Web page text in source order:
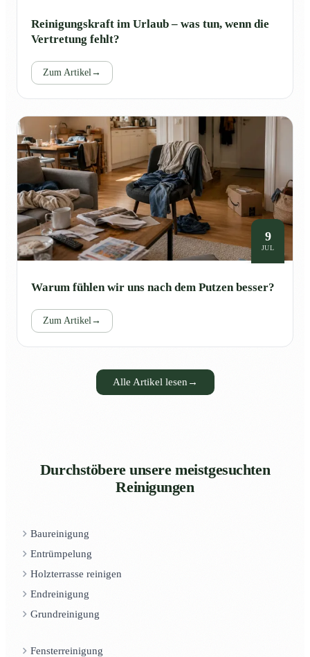
Reinigungskraft im Urlaub – was tun, wenn die
Vertretung fehlt?
Zum Artikel →
9
JUL
Warum fühlen wir uns nach dem Putzen besser?
Zum Artikel →
Alle Artikel lesen →
Durchstöbere unsere meistgesuchten
Reinigungen
Baureinigung
Entrümpelung
Holzterrasse reinigen
Endreinigung
Grundreinigung
Fensterreinigung